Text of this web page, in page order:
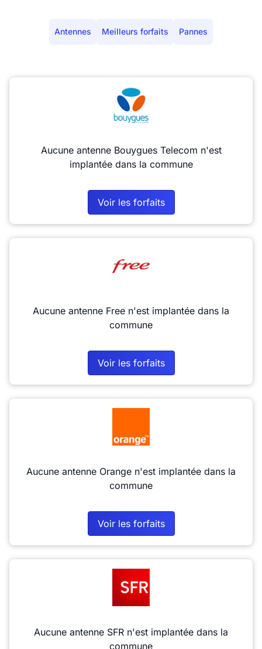
Antennes Meilleurs forfaits Pannes
Aucune antenne Bouygues Telecom n'est
implantée dans la commune
Voir les forfaits
Aucune antenne Free n'est implantée dans la
commune
Voir les forfaits
Aucune antenne Orange n'est implantée dans la
commune
Voir les forfaits
Aucune antenne SFR n'est implantée dans la
commune